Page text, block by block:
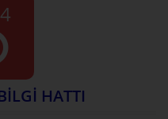
HATTI